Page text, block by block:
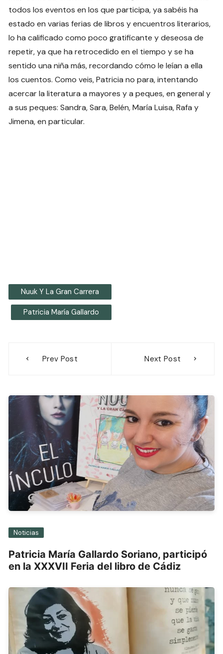
todos los eventos en los que participa, ya sabéis ha
estado en varias ferias de libros y encuentros literarios,
lo ha calificado como poco gratificante y deseosa de
repetir, ya que ha retrocedido en el tiempo y se ha
sentido una niña más, recordando cómo le leían a ella
los cuentos. Como veis, Patricia no para, intentando
acercar la literatura a mayores y a peques, en general y
a sus peques: Sandra, Sara, Belén, María Luisa, Rafa y
Jimena, en particular.
Nuuk Y La Gran Carrera
Patricia María Gallardo
Prev Post Next Post
Noticias
Patricia María Gallardo Soriano, participó
en la XXXVII Feria del libro de Cádiz